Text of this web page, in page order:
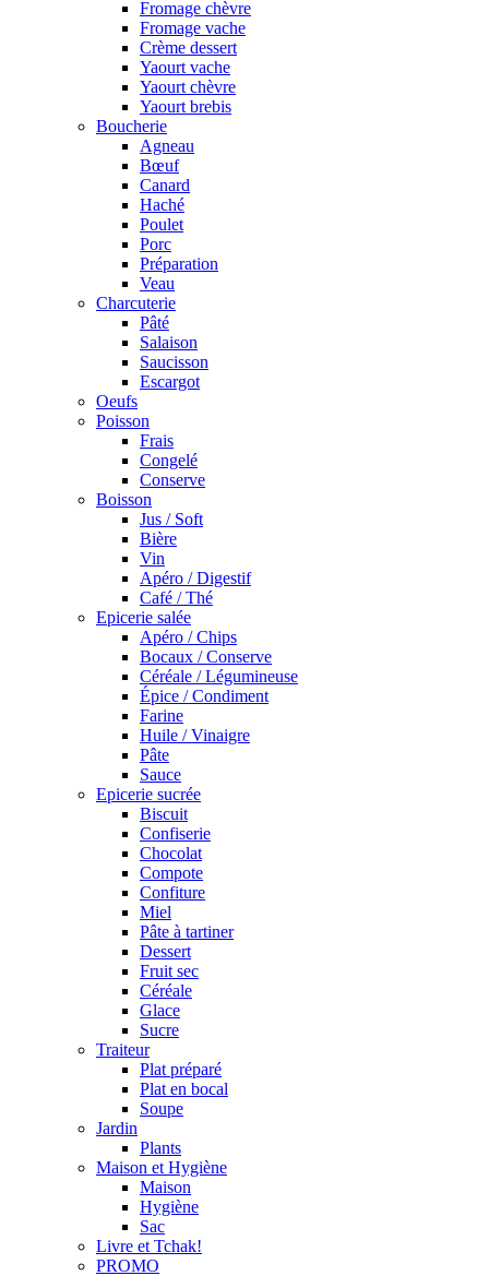
Fromage chèvre
Fromage vache
Crème dessert
Yaourt vache
Yaourt chèvre
Yaourt brebis
Boucherie
Agneau
Bœuf
Canard
Haché
Poulet
Porc
Préparation
Veau
Charcuterie
Pâté
Salaison
Saucisson
Escargot
Oeufs
Poisson
Frais
Congelé
Conserve
Boisson
Jus / Soft
Bière
Vin
Apéro / Digestif
Café / Thé
Epicerie salée
Apéro / Chips
Bocaux / Conserve
Céréale / Légumineuse
Épice / Condiment
Farine
Huile / Vinaigre
Pâte
Sauce
Epicerie sucrée
Biscuit
Confiserie
Chocolat
Compote
Confiture
Miel
Pâte à tartiner
Dessert
Fruit sec
Céréale
Glace
Sucre
Traiteur
Plat préparé
Plat en bocal
Soupe
Jardin
Plants
Maison et Hygiène
Maison
Hygiène
Sac
Livre et Tchak!
PROMO